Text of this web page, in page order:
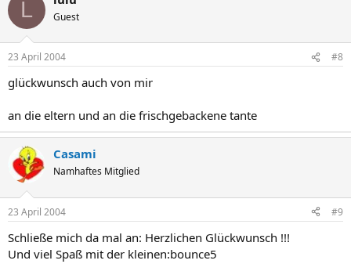
L Guest
23 April 2004 #8
glückwunsch auch von mir
an die eltern und an die frischgebackene tante
Casami
Namhaftes Mitglied
23 April 2004 #9
Schließe mich da mal an: Herzlichen Glückwunsch !!!
Und viel Spaß mit der kleinen:bounce5